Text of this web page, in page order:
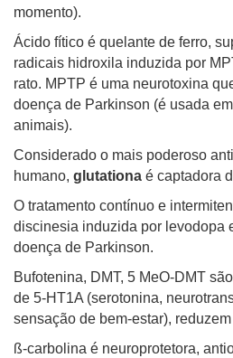
momento).
Ácido fítico é quelante de ferro,
radicais hidroxila induzida por
rato. MPTP é uma neurotoxina
doença de Parkinson (é usada
animais).
Considerado o mais poderoso
humano, glutationa é captadora
O tratamento contínuo e
discinesia induzida por levodopa
doença de Parkinson.
Bufotenina, DMT, 5 MeO-DMT
de 5-HT1A (serotonina,
sensação de bem-estar),
ß-carbolina é neuroprotetora,